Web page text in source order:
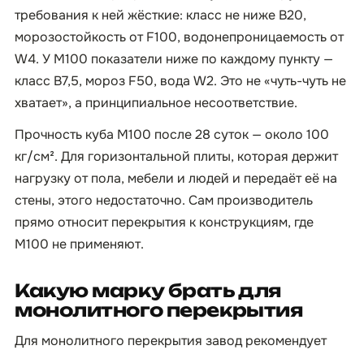
требования к ней жёсткие: класс не ниже B20,
морозостойкость от F100, водонепроницаемость от
W4. У М100 показатели ниже по каждому пункту —
класс B7,5, мороз F50, вода W2. Это не «чуть-чуть не
хватает», а принципиальное несоответствие.
Прочность куба М100 после 28 суток — около 100
кг/см². Для горизонтальной плиты, которая держит
нагрузку от пола, мебели и людей и передаёт её на
стены, этого недостаточно. Сам производитель
прямо относит перекрытия к конструкциям, где
М100 не применяют.
Какую марку брать для
монолитного перекрытия
Для монолитного перекрытия завод рекомендует